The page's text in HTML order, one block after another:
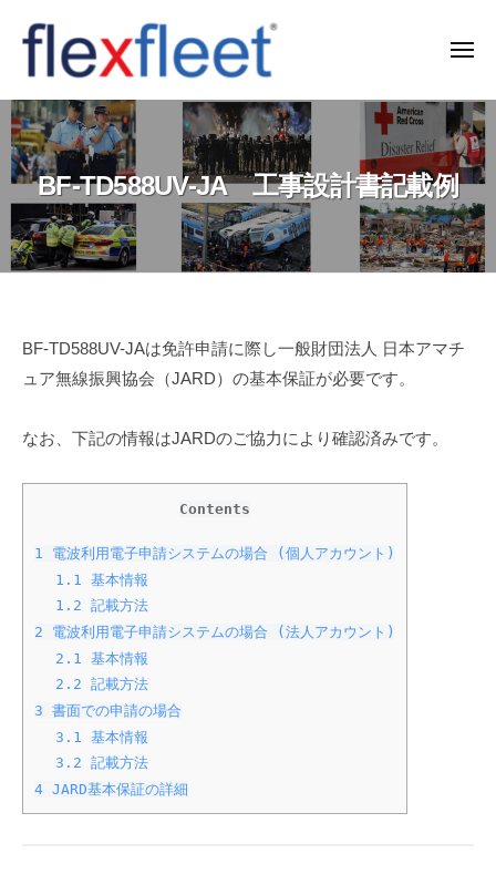
ン
ツ
へ
キ
ッ
F
l
e
x
F
l
t
C
.
メ
ー
BF-TD588UV-JA 工事設計書記載例
BF-
TD588UV-
JA
設
書
載
2025-
BF-TD588UV-JAは免許申請に際し一般財団法人 日本アマチ
ュア無線振興協会（JARD）の基本保証が必要です。
なお、下記の情報はJARDのご協力により確認済みです。
Contents
1
電波利用電子申請システムの場合 (個人アカウント)
1.1
基本情報
1.2 記載方法
2 電波利用電子申請システムの場合 (法人アカウント)
2.1
基本情報
2.2 記載方法
3 書面での申請の場合
3.1
基本情報
3.2 記載方法
4 JARD基本保証の詳細